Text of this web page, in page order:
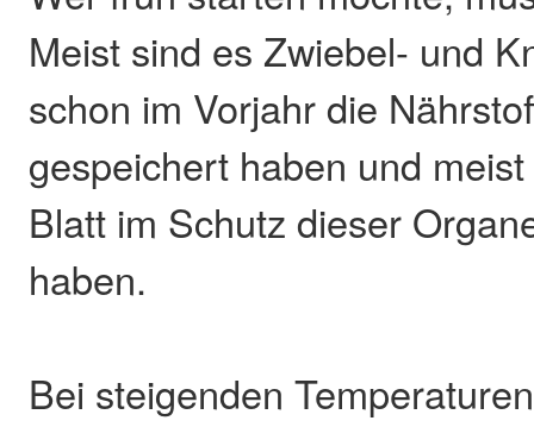
Meist sind es Zwiebel- und
schon im Vorjahr die
gespeichert haben und
Blatt im Schutz dieser
haben.
Bei steigenden